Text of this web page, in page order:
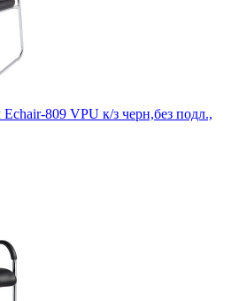
809 VPU к/з черн,без подл.,